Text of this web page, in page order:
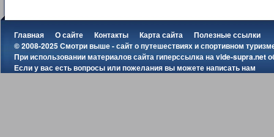
Главная О сайте Контакты Карта сайта
Полезные ссылки
© 2008-2025 Смотри выше - сайт о путешествиях и спортивном
При использовании материалов сайта гиперссылка наvide-supra.net
Если у вас есть вопросы или пожелания вы можетенаписать нам